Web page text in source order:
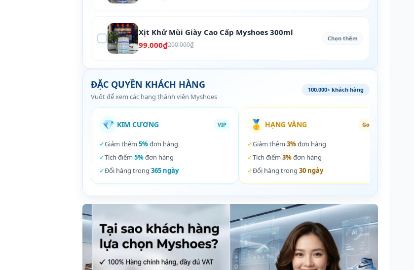
Xịt Khử Mùi Giày Cao Cấp Myshoes 300ml
99.000₫200.000₫
Chọn thêm
ĐẶC QUYỀN KHÁCH HÀNG
Vuốt để xem các hạng thành viên Myshoes
100.000+ khách hàng
💎 KIM CƯƠNG VIP
✓Giảm thêm 5%đơn hàng
✓Tích điểm 5%đơn hàng
✓Đổi hàng trong 365 ngày
🥇 HẠNG VÀNG Gold
✓Giảm thêm 3%đơn hàng
✓Tích điểm 3%đơn hàng
✓Đổi hàng trong 30 ngày